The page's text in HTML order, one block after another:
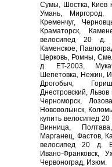
Сумы, Шостка, Киев
Умань, Миргород,
Кременчуг,
Краматорск,
велосипед 20 д.
Каменское,
Церковь, Ромны,
д. ET-2003,
Шепетовка, Нежин,
Дрогобыч,
Днестровский,
Черноморск,
Нововолынск,
купить велосипед
Винница,
Марганец, Фастов,
велосипед 20 д.
Ивано-Франковск,
Червоноград, Изюм.